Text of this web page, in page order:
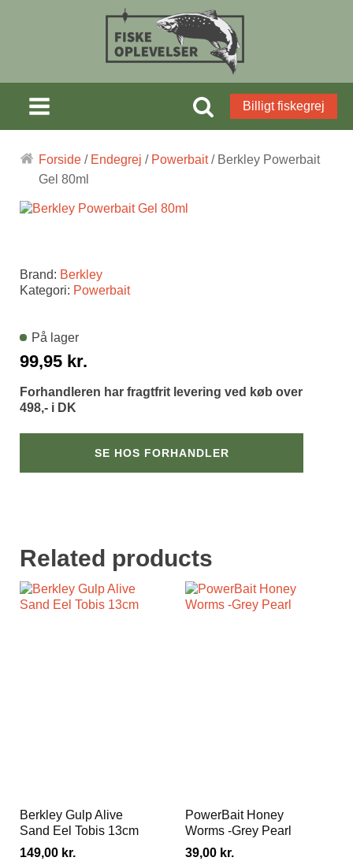
Billigt fiskegrej
Forside / Endegrej / Powerbait/ Berkley Powerbait
Gel 80ml
Brand: Berkley
Kategori: Powerbait
99,95 kr.
På lager
Forhandleren har fragtfrit levering ved køb over
498,- i DK
SE HOS FORHANDLER
Related products
Berkley Gulp Alive
Sand Eel Tobis 13cm
149,00 kr.
PowerBait Honey
Worms -Grey Pearl
39,00 kr.